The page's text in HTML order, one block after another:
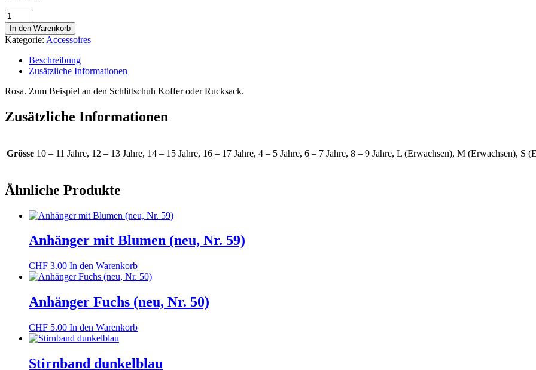
Anhänger
Glitzerherz
(neu,
Nr.
Menge
In den Warenkorb
Kategorie: Accessoires
Beschreibung
Zusätzliche Informationen
Rosa. Zum Beispiel an den Schlittschuh Koffer oder Rucksack.
Zusätzliche Informationen
Grösse 10 – 11 Jahre, 12 – 13 Jahre, 14 – 15 Jahre, 16 – 17 Jahre, 4 – 5 Jahre, 6 – 7 Jahre, 8 – 9 Jahre, L (Erwachsen), M (Erwachsen), S
Ähnliche Produkte
Anhänger mit Blumen (neu, Nr. 59)
CHF 3.00 In den Warenkorb
Anhänger Fuchs (neu, Nr. 50)
CHF 5.00 In den Warenkorb
Stirnband dunkelblau